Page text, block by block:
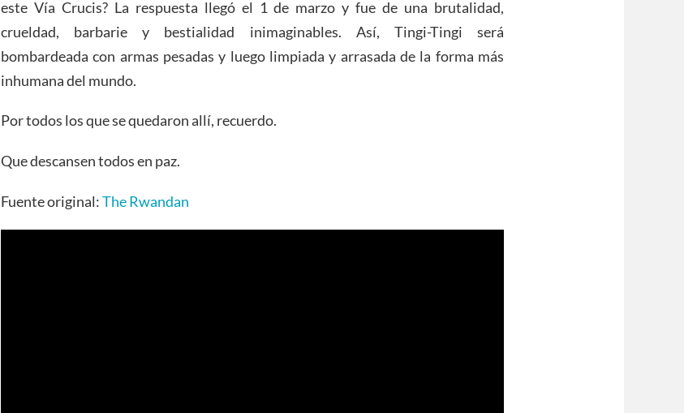
este Vía Crucis? La respuesta llegó el 1 de marzo y fue de una brutalidad,
crueldad, barbarie y bestialidad inimaginables. Así, Tingi-Tingi será
bombardeada con armas pesadas y luego limpiada y arrasada de la forma más
inhumana del mundo.
Por todos los que se quedaron allí, recuerdo.
Que descansen todos en paz.
Fuente original:The Rwandan